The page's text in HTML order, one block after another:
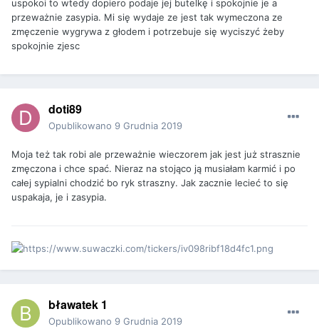
uspokoi to wtedy dopiero podaje jej butelkę i spokojnie je a
przeważnie zasypia. Mi się wydaje ze jest tak wymeczona ze
zmęczenie wygrywa z głodem i potrzebuje się wyciszyć żeby
spokojnie zjesc
doti89
Opublikowano 9 Grudnia 2019
Moja też tak robi ale przeważnie wieczorem jak jest już strasznie
zmęczona i chce spać. Nieraz na stojąco ją musiałam karmić i po
całej sypialni chodzić bo ryk straszny. Jak zacznie lecieć to się
uspakaja, je i zasypia.
bławatek 1
Opublikowano 9 Grudnia 2019